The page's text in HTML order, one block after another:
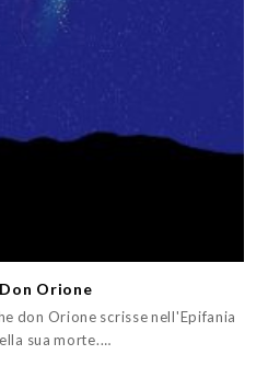
Orione
don Orione scrisse nell'Epifania
sua morte.…